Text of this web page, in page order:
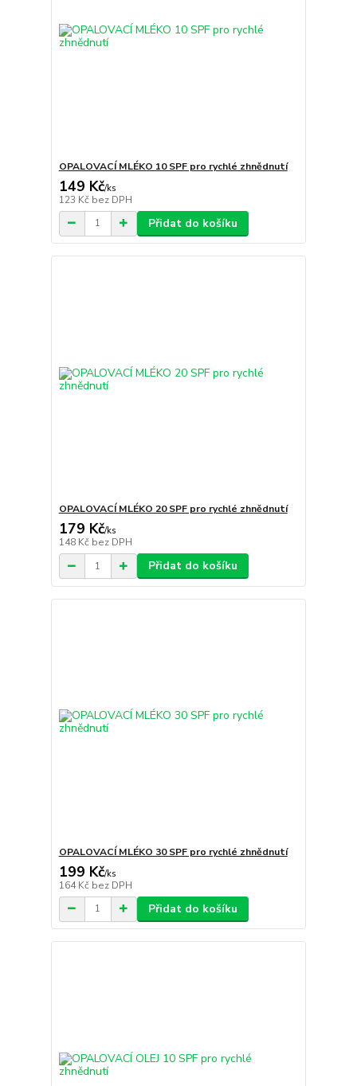
OPALOVACÍ MLÉKO 10 SPF pro rychlé zhnědnutí
149 Kč/ks
123 Kč bez DPH
Přidat do košíku
OPALOVACÍ MLÉKO 20 SPF pro rychlé zhnědnutí
179 Kč/ks
148 Kč bez DPH
Přidat do košíku
OPALOVACÍ MLÉKO 30 SPF pro rychlé zhnědnutí
199 Kč/ks
164 Kč bez DPH
Přidat do košíku